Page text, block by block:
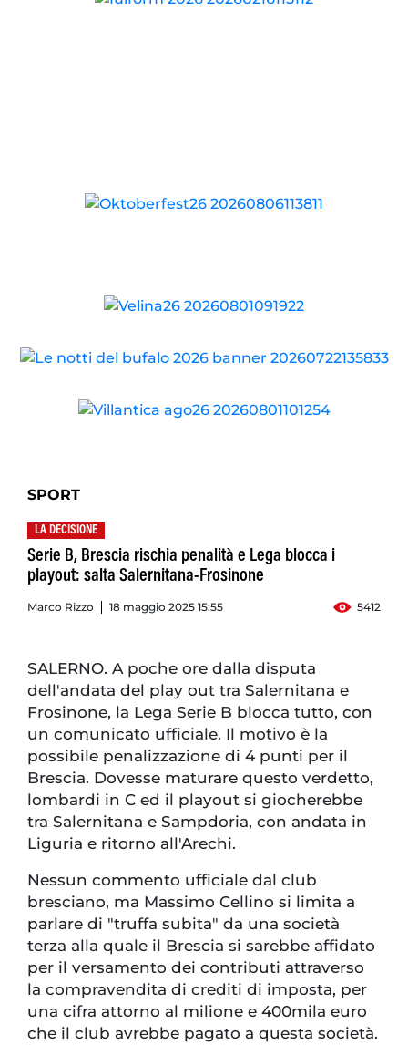
SPORT
LA DECISIONE
Serie B, Brescia rischia penalità e Lega blocca i
playout: salta Salernitana-Frosinone
Marco Rizzo 18 maggio 2025 15:55 5412
SALERNO. A poche ore dalla disputa
dell'andata del play out tra Salernitana e
Frosinone, la Lega Serie B blocca tutto, con
un comunicato ufficiale. Il motivo è la
possibile penalizzazione di 4 punti per il
Brescia. Dovesse maturare questo verdetto,
lombardi in C ed il playout si giocherebbe
tra Salernitana e Sampdoria, con andata in
Liguria e ritorno all'Arechi.
Nessun commento ufficiale dal club
bresciano, ma Massimo Cellino si limita a
parlare di "truffa subita" da una società
terza alla quale il Brescia si sarebbe affidato
per il versamento dei contributi attraverso
la compravendita di crediti di imposta, per
una cifra attorno al milione e 400mila euro
che il club avrebbe pagato a questa società.